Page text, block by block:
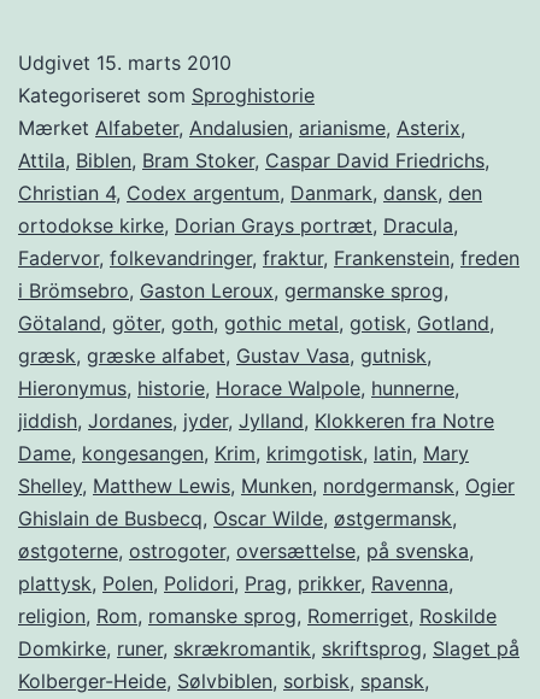
Udgivet 15. marts 2010
Kategoriseret som Sproghistorie
Mærket Alfabeter, Andalusien, arianisme, Asterix,
Attila, Biblen, Bram Stoker, Caspar David Friedrichs,
Christian 4, Codex argentum, Danmark, dansk, den
ortodokse kirke, Dorian Grays portræt, Dracula,
Fadervor, folkevandringer, fraktur, Frankenstein, freden
i Brömsebro, Gaston Leroux, germanske sprog,
Götaland, göter, goth, gothic metal, gotisk, Gotland,
græsk, græske alfabet, Gustav Vasa, gutnisk,
Hieronymus, historie, Horace Walpole, hunnerne,
jiddish, Jordanes, jyder, Jylland, Klokkeren fra Notre
Dame, kongesangen, Krim, krimgotisk, latin, Mary
Shelley, Matthew Lewis, Munken, nordgermansk, Ogier
Ghislain de Busbecq, Oscar Wilde, østgermansk,
østgoterne, ostrogoter, oversættelse, på svenska,
plattysk, Polen, Polidori, Prag, prikker, Ravenna,
religion, Rom, romanske sprog, Romerriget, Roskilde
Domkirke, runer, skrækromantik, skriftsprog, Slaget på
Kolberger-Heide, Sølvbiblen, sorbisk, spansk,